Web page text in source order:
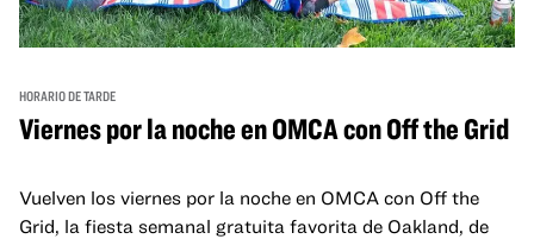
HORARIO DE TARDE
Viernes por la noche en OMCA con Off the Grid
Vuelven los viernes por la noche en OMCA con Off the
Grid, la fiesta semanal gratuita favorita de Oakland, de